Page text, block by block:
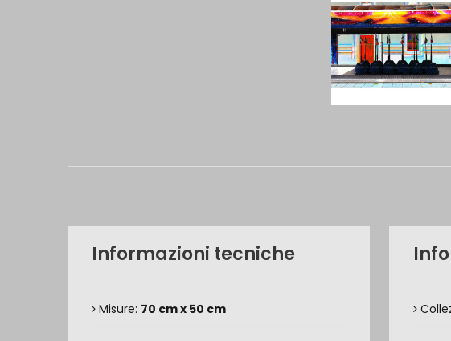
Informazioni tecniche
Misure: 70 cm x 50 cm